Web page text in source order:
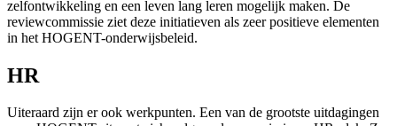
zelfontwikkeling en een leven lang leren mogelijk maken. De
reviewcommissie ziet deze initiatieven als zeer positieve elementen
in het HOGENT-onderwijsbeleid.
HR
Uiteraard zijn er ook werkpunten. Een van de grootste uitdagingen